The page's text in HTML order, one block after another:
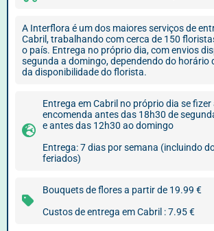
A Interflora é um dos maiores serviços de
Cabril, trabalhando com cerca de 150
o país. Entrega no próprio dia, com envios
segunda a domingo, dependendo do horário
da disponibilidade do florista.
Entrega em Cabril no próprio dia se fizer
encomenda antes das 18h30 de
e antes das 12h30 ao domingo
Entrega: 7 dias por semana (incluindo
feriados)
Bouquets de flores a partir de 19.99 €
Custos de entrega em Cabril : 7.95 €